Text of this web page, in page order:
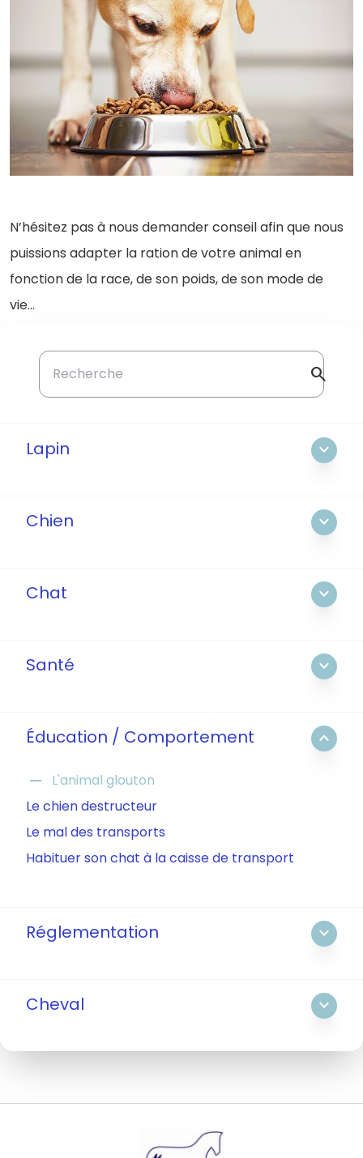
search
Lapin expand_more
Chien expand_more
Chat expand_more
Santé expand_more
Éducation / Comportement
expand_less
remove
L'animal glouton
Le chien destructeur
Le mal des transports
Habituer son chat à la caisse de transport
Réglementation expand_more
Cheval expand_more
N’hésitez pas à nous demander conseil afin que nous
puissions adapter la ration de votre animal en
fonction de la race, de son poids, de son mode de
vie…